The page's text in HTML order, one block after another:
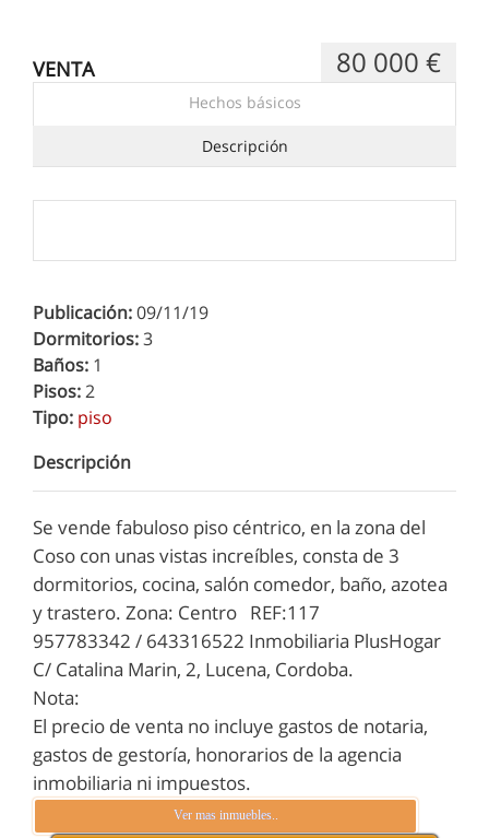
VENTA 80 000 €
Hechos básicos
Descripción
Publicación:09/11/19
Dormitorios:3
Baños: 1
Pisos:2
Tipo: piso
Descripción
Se vende fabuloso piso céntrico, en la zona del
Coso con unas vistas increíbles, consta de 3
dormitorios, cocina, salón comedor, baño, azotea
y trastero. Zona: Centro REF:117
957783342 / 643316522 Inmobiliaria PlusHogar
C/ Catalina Marin, 2, Lucena, Cordoba.
Nota:
El precio de venta no incluye gastos de notaria,
gastos de gestoría, honorarios de la agencia
inmobiliaria ni impuestos.
Ver mas inmuebles..